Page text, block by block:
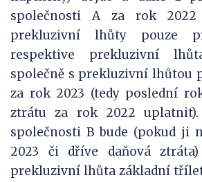
společnosti A za rok
prekluzivní lhůty pouze
respektive prekluzivní
společně s prekluzivní lhůtou
za rok 2023 (tedy poslední
ztrátu za rok 2022 uplatnit).
společnosti B bude (pokud ji
2023 či dříve daňová
prekluzivní lhůta základní